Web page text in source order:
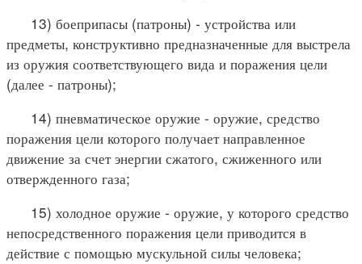
13) боеприпасы (патроны) - устройства или
предметы, конструктивно предназначенные для выстрела
из оружия соответствующего вида и поражения цели
(далее - патроны);
14) пневматическое оружие - оружие, средство
поражения цели которого получает направленное
движение за счет энергии сжатого, сжиженного или
отвержденного газа;
15) холодное оружие - оружие, у которого средство
непосредственного поражения цели приводится в
действие с помощью мускульной силы человека;